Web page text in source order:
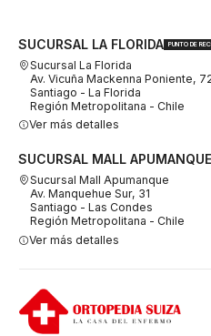
SUCURSAL LA FLORIDA PUNTO DE
Sucursal La Florida
Av. Vicuña Mackenna Poniente,
Santiago - La Florida
Región Metropolitana - Chile
Ver más detalles
SUCURSAL MALL APUMANQUE
Sucursal Mall Apumanque
Av. Manquehue Sur, 31
Santiago - Las Condes
Región Metropolitana - Chile
Ver más detalles